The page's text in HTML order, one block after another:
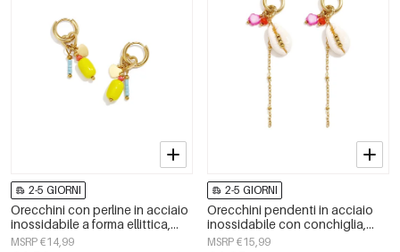
2-5 GIORNI
Orecchini con perline in acciaio
inossidabile a forma ellittica,
graziosi e semplici, della serie
MSRP €14,99
2-5 GIORNI
Orecchini pendenti in acciaio
inossidabile con conchiglia,
serie Simple, gioielli da donna.
MSRP €15,99